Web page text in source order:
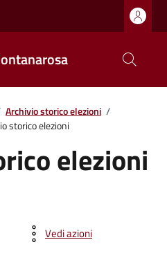
Archivio storico elezioni /
storico elezioni
elezioni
Vedi azioni